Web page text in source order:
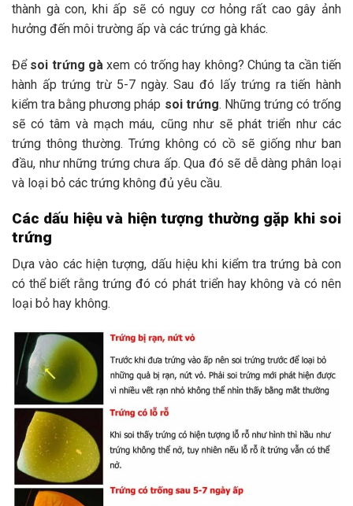
thành gà con, khi ấp sẽ có nguy cơ hỏng rất cao gây ảnh
hưởng đến môi trường ấp và các trứng gà khác.
Để soi trứng gàxem có trống hay không? Chúng ta cần tiến
hành ấp trứng trừ 5-7 ngày. Sau đó lấy trứng ra tiến hành
kiểm tra bằng phương pháp soi trứng. Những trứng có trống
sẽ có tâm và mạch máu, cũng như sẽ phát triển như các
trứng thông thường. Trứng không có cồ sẽ giống như ban
đầu, như những trứng chưa ấp. Qua đó sẽ dễ dàng phân loại
và loại bỏ các trứng không đủ yêu cầu.
Các dấu hiệu và hiện tượng thường gặp khi soi
trứng
Dựa vào các hiện tượng, dấu hiệu khi kiểm tra trứng bà con
có thể biết rằng trứng đó có phát triển hay không và có nên
loại bỏ hay không.